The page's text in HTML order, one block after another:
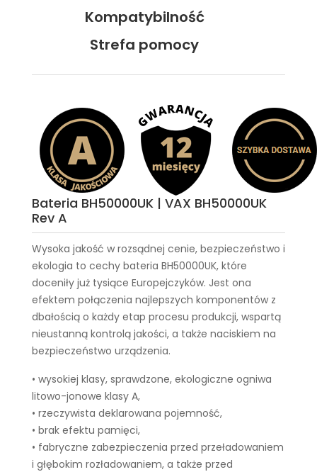
Kompatybilność
Strefa pomocy
Bateria BH50000UK | VAX BH50000UK
Rev A
Wysoka jakość w rozsądnej cenie, bezpieczeństwo i
ekologia to cechy bateria BH50000UK, które
doceniły już tysiące Europejczyków. Jest ona
efektem połączenia najlepszych komponentów z
dbałością o każdy etap procesu produkcji, wspartą
nieustanną kontrolą jakości, a także naciskiem na
bezpieczeństwo urządzenia.
• wysokiej klasy, sprawdzone, ekologiczne ogniwa
litowo-jonowe klasy A,
• rzeczywista deklarowana pojemność,
• brak efektu pamięci,
• fabryczne zabezpieczenia przed przeładowaniem
i głębokim rozładowaniem, a także przed